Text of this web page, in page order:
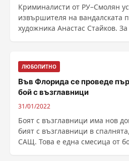
Криминалисти от РУ–Смолян
извършителя на вандалската
художника Анастас Стайков.
ЛЮБОПИТНО
Във Флорида се проведе
бой с възглавници
31/01/2022
Боят с възглавници има нов
бият с възглавници в
САЩ. Това е една смесица от